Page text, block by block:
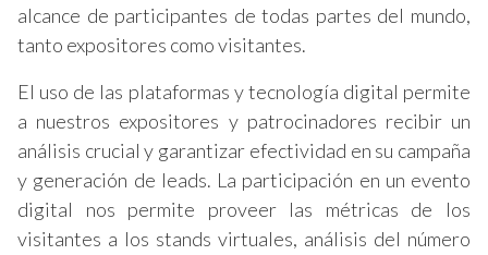
alcance de participantes de todas partes del mundo,
tanto expositores como visitantes.
El uso de las plataformas y tecnología digital permite
a nuestros expositores y patrocinadores recibir un
análisis crucial y garantizar efectividad en su campaña
y generación de leads. La participación en un evento
digital nos permite proveer las métricas de los
visitantes a los stands virtuales, análisis del número